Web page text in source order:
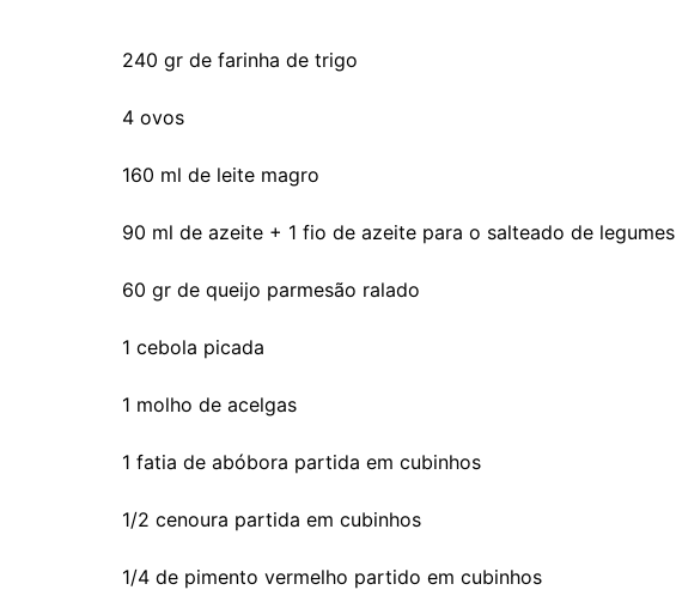
240 gr de farinha de trigo
4 ovos
160 ml de leite magro
90 ml de azeite + 1 fio de azeite para o salteado de legumes
60 gr de queijo parmesão ralado
1 cebola picada
1 molho de acelgas
1 fatia de abóbora partida em cubinhos
1/2 cenoura partida em cubinhos
1/4 de pimento vermelho partido em cubinhos